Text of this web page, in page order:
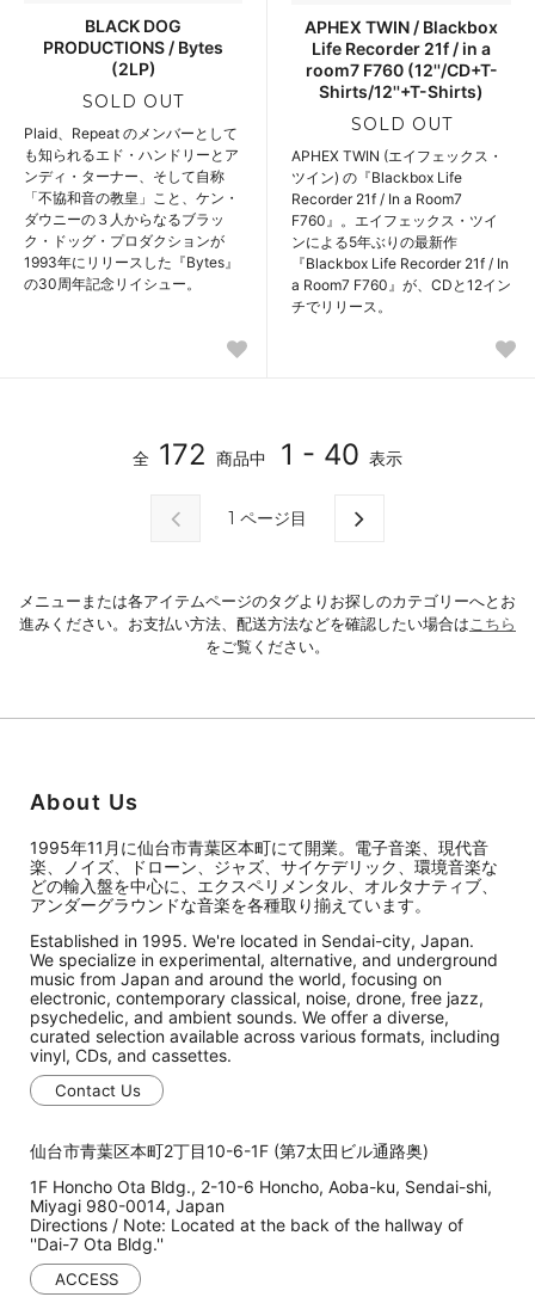
BLACK DOG
PRODUCTIONS / Bytes
(2LP)
SOLD OUT
Plaid、Repeat のメンバーとして
も知られるエド・ハンドリーとア
ンディ・ターナー、そして自称
「不協和音の教皇」こと、ケン・
ダウニーの３人からなるブラッ
ク・ドッグ・プロダクションが
1993年にリリースした『Bytes』
の30周年記念リイシュー。
APHEX TWIN / Blackbox
Life Recorder 21f / in a
room7 F760 (12''/CD+T-
Shirts/12''+T-Shirts)
SOLD OUT
APHEX TWIN (エイフェックス・
ツイン) の『Blackbox Life
Recorder 21f / In a Room7
F760』。エイフェックス・ツイ
ンによる5年ぶりの最新作
『Blackbox Life Recorder 21f / In
a Room7 F760』が、CDと12イン
チでリリース。
全 172 商品中 1 - 40 表示
1 ページ目
メニューまたは各アイテムページのタグよりお探しのカテゴリーへとお
進みください。お支払い方法、配送方法などを確認したい場合は こちら
をご覧ください。
About Us
1995年11月に仙台市青葉区本町にて開業。電子音楽、現代音
楽、ノイズ、ドローン、ジャズ、サイケデリック、環境音楽な
どの輸入盤を中心に、エクスペリメンタル、オルタナティブ、
アンダーグラウンドな音楽を各種取り揃えています。
Established in 1995. We're located in Sendai-city, Japan.
We specialize in experimental, alternative, and underground
music from Japan and around the world, focusing on
electronic, contemporary classical, noise, drone, free jazz,
psychedelic, and ambient sounds. We offer a diverse,
curated selection available across various formats, including
vinyl, CDs, and cassettes.
Contact Us
仙台市青葉区本町2丁目10-6-1F (第7太田ビル通路奥)
1F Honcho Ota Bldg., 2-10-6 Honcho, Aoba-ku, Sendai-shi,
Miyagi 980-0014, Japan
Directions / Note: Located at the back of the hallway of
''Dai-7 Ota Bldg.''
ACCESS